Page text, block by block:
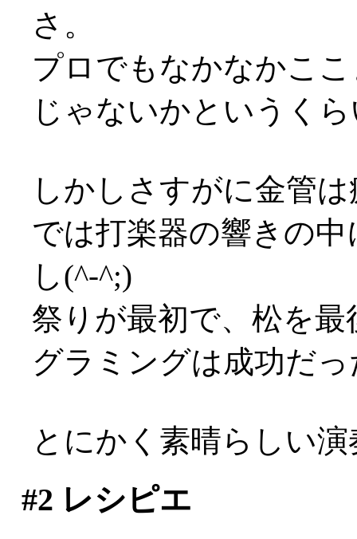
さ。
プロでもなかなかこ
じゃないかというく
しかしさすがに金管
では打楽器の響きの
し(^-^;)
祭りが最初で、松を
グラミングは成功だ
とにかく素晴らしい
#2 レシピエ